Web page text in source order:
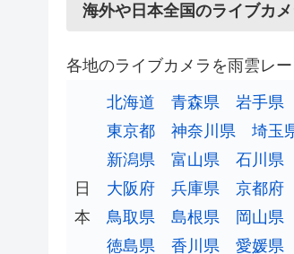
海外や日本全国のライブカ
各地のライブカメラを雨雲レ
日
本
北海道 青森県 岩手県
東京都
神奈川県 埼玉
新潟県
富山県 石川県
大阪府
兵庫県 京都府
鳥取県
島根県 岡山県
徳島県
香川県 愛媛県